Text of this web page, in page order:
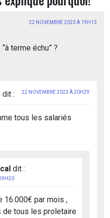
22 NOVEMBRE 2023 À 19H13
terme échu” ?
dit : 22 NOVEMBRE 2023 À 20H29
tous les salariés
dit :
16.000€ par mois ,
de tous les proletaire